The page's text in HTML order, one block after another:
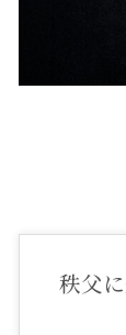
秩父